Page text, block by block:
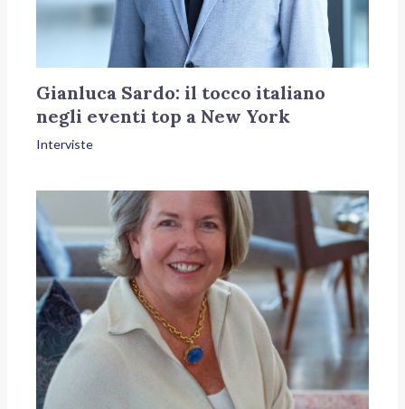
Gianluca Sardo: il tocco italiano
negli eventi top a New York
Interviste